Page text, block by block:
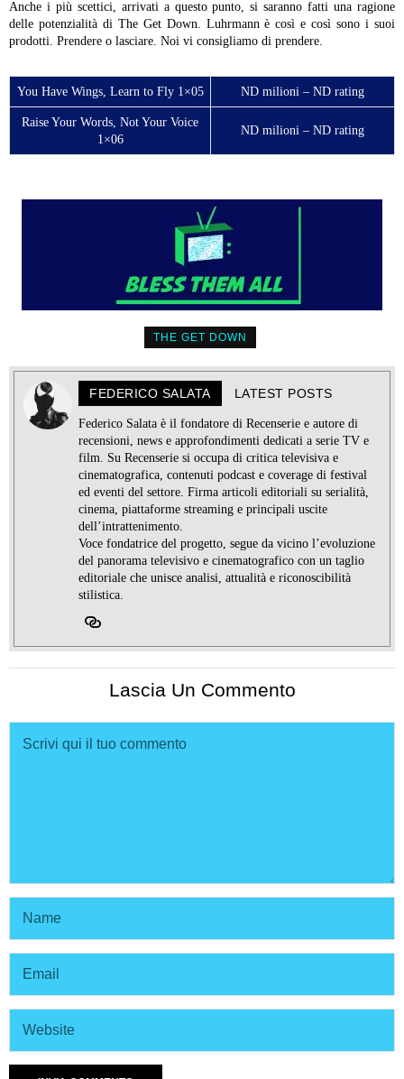
Anche i più scettici, arrivati a questo punto, si saranno fatti una ragione
delle potenzialità di The Get Down. Luhrmann è così e così sono i suoi
prodotti. Prendere o lasciare. Noi vi consigliamo di prendere.
You Have Wings, Learn to Fly 1×05 ND milioni – ND rating
Raise Your Words, Not Your Voice
1×06
ND milioni – ND rating
THE GET DOWN
FEDERICO SALATA LATEST POSTS
Federico Salata è il fondatore di Recenserie e autore di
recensioni, news e approfondimenti dedicati a serie TV e
film. Su Recenserie si occupa di critica televisiva e
cinematografica, contenuti podcast e coverage di festival
ed eventi del settore. Firma articoli editoriali su serialità,
cinema, piattaforme streaming e principali uscite
dell’intrattenimento.
Voce fondatrice del progetto, segue da vicino l’evoluzione
del panorama televisivo e cinematografico con un taglio
editoriale che unisce analisi, attualità e riconoscibilità
stilistica.
Lascia Un Commento